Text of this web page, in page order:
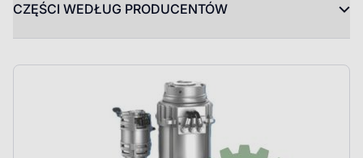
CZĘŚCI WEDŁUG PRODUCENTÓW